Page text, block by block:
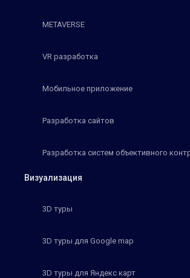
METAVERSE
VR разработка
Мобильное приложение
Разработка сайтов
Разработка систем объективного
Визуализация
3D туры
3D туры для Google map
3D туры для Яндекс карт